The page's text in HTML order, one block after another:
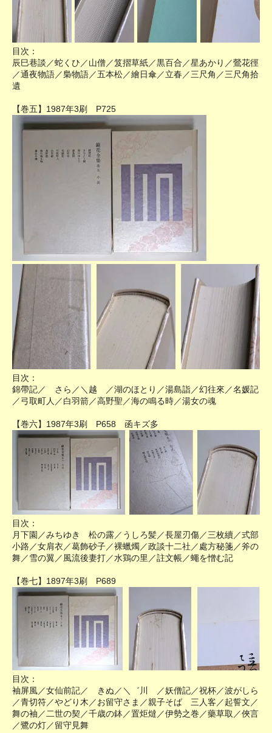
目次：
辰巳巷談／蛇くひ／山僧／笈摺草紙／黒百合／星あかり／鶯花徑
／通夜物語／梟物語／五本松／繪日傘／立春／三尺角／三尺角拾
遺
【巻五】1987年3刷 P725
目次：
錦帶記／ さら／＼越 ／湖のほとり／湯島詣／幻往來／名媛記
／弓取町人／白羽箭／高野聖／海の鳴る時／湯女の魂
【巻六】1987年3刷 P658 函キズ多
目次：
月下園／みちゆき 松の露／うしろ髪／長屋刃傷／三枚續／式部
小路／女肩衣／葛飾砂子／裸蠟燭／政談十二社／處方秘箋／斧の
舞／雪の翼／風流後妻打／水鶏の里／註文帳／蠅を憎む記
【巻七】1897年3刷 P689
目次：
袖屏風／女仙前記／ きぬ／＼゛川 ／妖僧記／祝杯／波がしら
／青切符／やどり木／お留守さま／親子そば 三人客／起誓文／
舞の袖／二世の契／千歳の鉢／置炬燵／伊勢之巻／藥草取／俠言
／鷺の灯／留守見舞